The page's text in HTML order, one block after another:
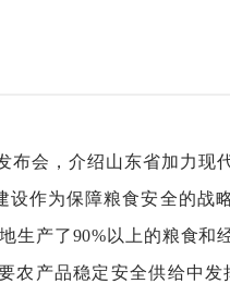
布会，介绍山东省加力现
作为保障粮食安全的战
生产了90%以上的粮食和
农产品稳定安全供给中发